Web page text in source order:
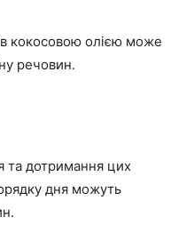
кокосовою олією може
речовин.
та дотримання цих
дня можуть